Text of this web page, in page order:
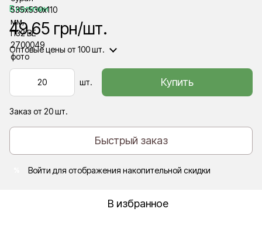
В наличии
49.65 грн/шт.
Оптовые цены от 100 шт.
шт. Купить
Заказ от 20 шт.
Быстрый заказ
Войти для отображения накопительной скидки
В избранное